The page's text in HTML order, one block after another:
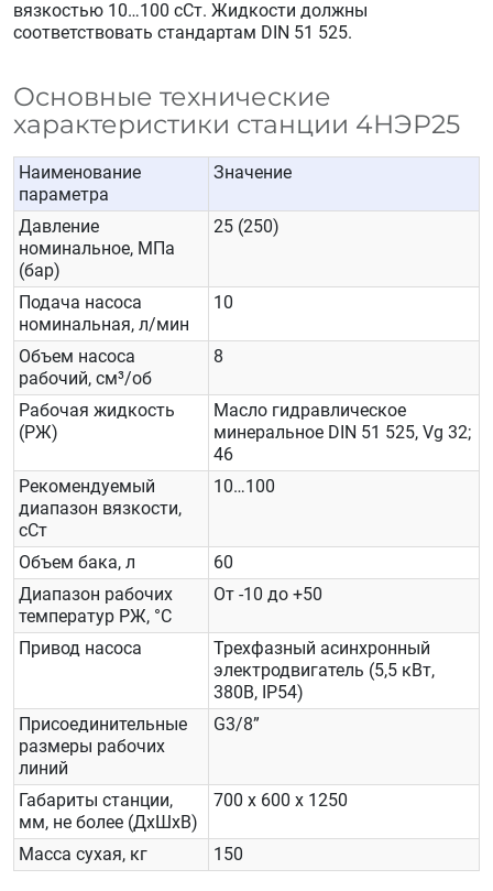
вязкостью 10…100 сСт. Жидкости должны
соответствовать стандартам DIN 51 525.
Основные технические
характеристики станции 4НЭР25
Наименование
параметра
Значение
Давление
номинальное, МПа
(бар)
25 (250)
Подача насоса
номинальная, л/мин
10
Объем насоса
рабочий, см³/об
8
Рабочая жидкость
(РЖ)
Масло гидравлическое
минеральное DIN 51 525, Vg 32;
46
Рекомендуемый
диапазон вязкости,
сСт
10…100
Объем бака, л
60
Диапазон рабочих
температур РЖ, °С
От -10 до +50
Привод насоса
Трехфазный асинхронный
электродвигатель (5,5 кВт,
380В, IP54)
Присоединительные
размеры рабочих
линий
G3/8”
Габариты станции,
мм, не более (ДхШхВ)
700 х 600 х 1250
Масса сухая, кг 150